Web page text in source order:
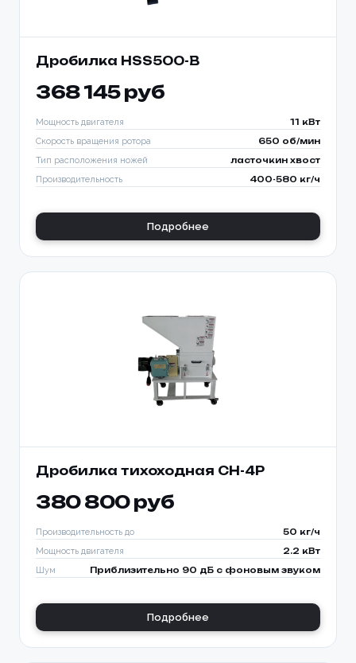
Дробилка HSS500-B
368 145 руб
Мощность двигателя 11 кВт
Скорость вращения ротора 650 об/мин
Тип расположения ножей ласточкин хвост
Производительность 400-580 кг/ч
Подробнее
Дробилка тихоходная CH-4P
380 800 руб
Производительность до 50 кг/ч
Мощность двигателя 2.2 кВт
Шум Приблизительно 90 дБ с фоновым звуком
Подробнее
Товар
Способ оплаты